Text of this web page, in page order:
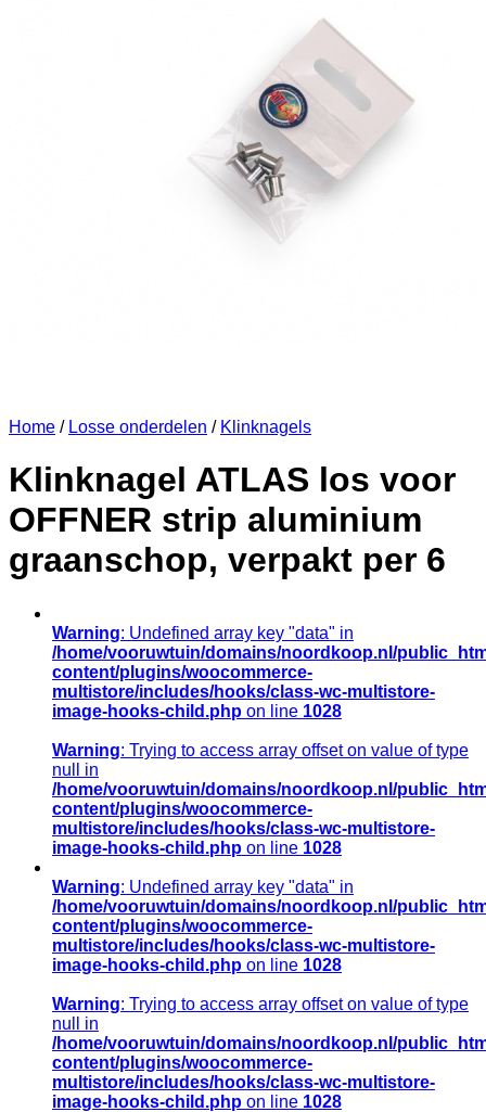
Home / Losse onderdelen / Klinknagels
Klinknagel ATLAS los voor
OFFNER strip aluminium
graanschop, verpakt per 6
Warning: Undefined array key "data" in
/home/vooruwtuin/domains/noordkoop.nl/
content/plugins/woocommerce-
multistore/includes/hooks/class-wc-multistore-
image-hooks-child.php on line 1028
Warning: Trying to access array offset on value of type
null in
/home/vooruwtuin/domains/noordkoop.nl/
content/plugins/woocommerce-
multistore/includes/hooks/class-wc-multistore-
image-hooks-child.php on line 1028
Warning: Undefined array key "data" in
/home/vooruwtuin/domains/noordkoop.nl/
content/plugins/woocommerce-
multistore/includes/hooks/class-wc-multistore-
image-hooks-child.php on line 1028
Warning: Trying to access array offset on value of type
null in
/home/vooruwtuin/domains/noordkoop.nl/
content/plugins/woocommerce-
multistore/includes/hooks/class-wc-multistore-
image-hooks-child.php on line 1028